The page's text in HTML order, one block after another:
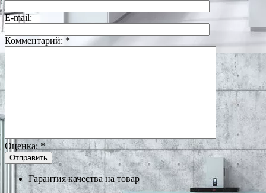
E-mail:
Комментарий: *
Оценка:*
Гарантия качества на товар